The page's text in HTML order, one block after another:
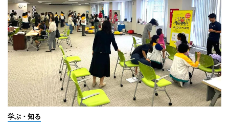
学ぶ・知る